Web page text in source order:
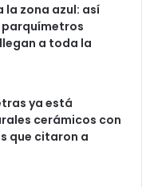
la zona azul: así
parquímetros
a toda la
ya está
cerámicos con
que citaron a